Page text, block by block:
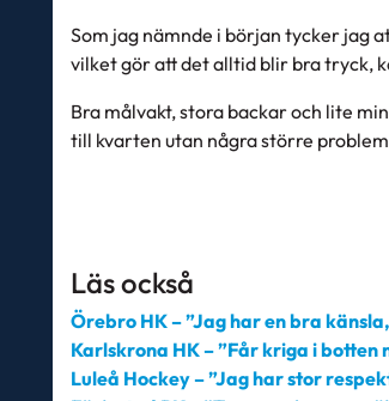
Som jag nämnde i början tycker jag
vilket gör att det alltid blir bra tryck,
Bra målvakt, stora backar och lite
till kvarten utan några större
Läs också
Örebro HK – ”Jag har en bra
Karlskrona HK – ”Får kriga i botten
Luleå Hockey – ”Jag har stor